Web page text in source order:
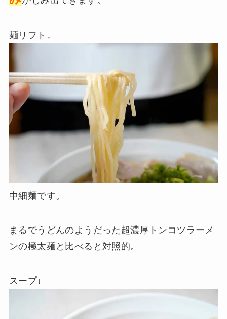
麺リフト↓
中細麺です。
まるでうどんのようだった超濃厚トンコツラーメ
ンの極太麺と比べると対照的。
スープ↓